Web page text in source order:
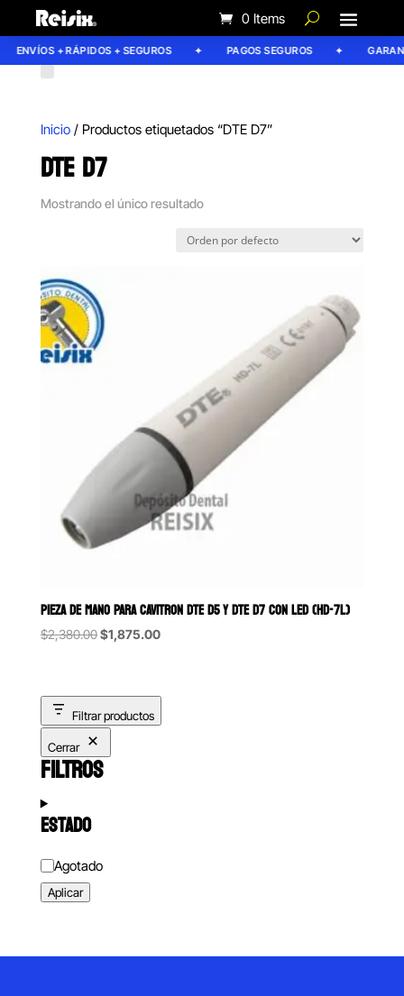
0 Items
ENVÍOS + RÁPIDOS + SEGUROS PAGOS SEGUROS
Inicio/ Productos etiquetados “DTE D7”
DTE D7
Mostrando el único resultado
PIEZA DE MANO PARA CAVITRON DTE D5 Y DTE D7 CON LED (HD-7L)
$2,380.00Original
$2,380.00.
$1,875.00Current
$1,875.00.
Filtrar productos
Cerrar
FILTROS
ESTADO
Estado
Agotado
Aplicar